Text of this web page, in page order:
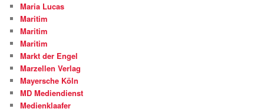
Maria Lucas
Maritim
Maritim
Maritim
Markt der Engel
Marzellen Verlag
Mayersche Köln
MD Mediendienst
Medienklaafer